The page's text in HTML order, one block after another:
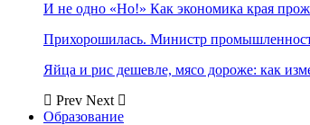
И не одно «Но!» Как экономика края
Прихорошилась. Министр
Яйца и рис дешевле, мясо дороже: как
Prev Next
Образование